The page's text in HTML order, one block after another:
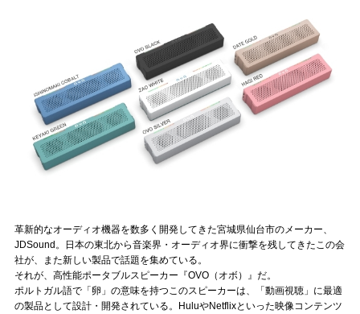
LINK
muevoクラウドファンディング
ぶいコミュ！by muevo
ぶいマガ！ by muevo
革新的なオーディオ機器を数多く開発してきた宮城県仙台市のメーカー、
JDSound。日本の東北から音楽界・オーディオ界に衝撃を残してきたこの会
社が、また新しい製品で話題を集めている。
それが、高性能ポータブルスピーカー『OVO（オボ）』だ。
ポルトガル語で「卵」の意味を持つこのスピーカーは、「動画視聴」に最適
の製品として設計・開発されている。HuluやNetflixといった映像コンテンツ